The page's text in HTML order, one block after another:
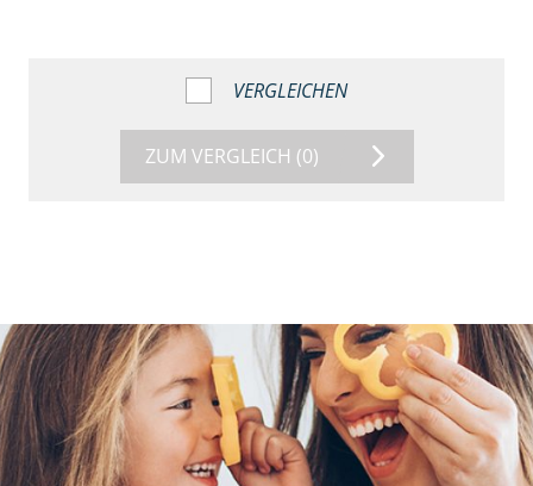
VERGLEICHEN
ZUM VERGLEICH (0)